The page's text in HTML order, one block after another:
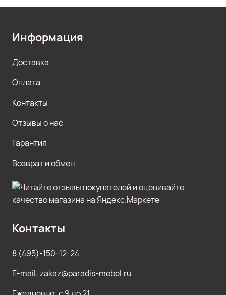
Информация
Доставка
Оплата
Контакты
Отзывы о нас
Гарантия
Возврат и обмен
Контакты
8 (495)-150-12-24
E-mail: zakaz@paradis-mebel.ru